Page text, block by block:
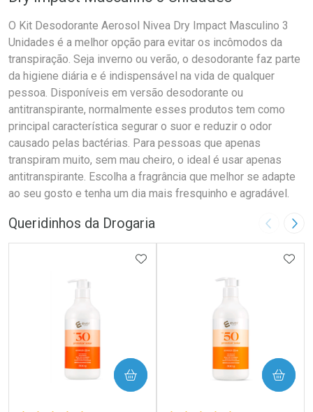
O Kit Desodorante Aerosol Nivea Dry Impact Masculino 3
Unidades é a melhor opção para evitar os incômodos da
transpiração. Seja inverno ou verão, o desodorante faz parte
da higiene diária e é indispensável na vida de qualquer
pessoa. Disponíveis em versão desodorante ou
antitranspirante, normalmente esses produtos tem como
principal característica segurar o suor e reduzir o odor
causado pelas bactérias. Para pessoas que apenas
transpiram muito, sem mau cheiro, o ideal é usar apenas
antitranspirante. Escolha a fragrância que melhor se adapte
ao seu gosto e tenha um dia mais fresquinho e agradável.
Queridinhos da Drogaria Imagem
ADICIONAR AOS FAVORITOS
COMPRAR COMPRAR